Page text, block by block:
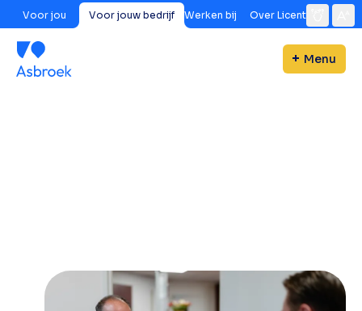
Voor jou Voor jouw bedrijf Werken bij Over Licent
Menu